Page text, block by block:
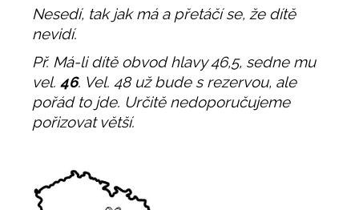
Nesedí, tak jak má a přetáčí se, že dítě
nevidí.
Př. Má-li dítě obvod hlavy 46,5, sedne mu
vel. 46. Vel. 48 už bude s rezervou, ale
pořád to jde. Určitě nedoporučujeme
pořizovat větší.